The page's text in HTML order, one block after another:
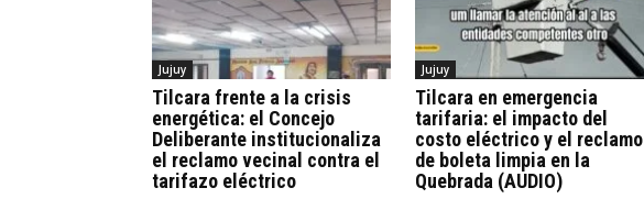
Jujuy
Tilcara frente a la crisis
energética: el Concejo
Deliberante institucionaliza
el reclamo vecinal contra el
tarifazo eléctrico
Jujuy
Tilcara en emergencia
tarifaria: el impacto del
costo eléctrico y el reclamo
de boleta limpia en la
Quebrada (AUDIO)